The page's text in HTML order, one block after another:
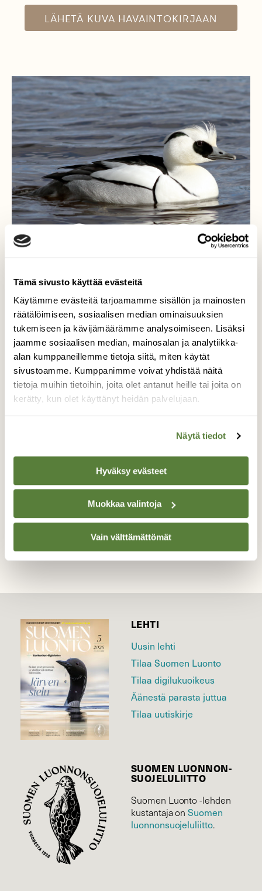
Tämä sivusto käyttää evästeitä
Käytämme evästeitä tarjoamamme sisällön ja mainosten
räätälöimiseen, sosiaalisen median ominaisuuksien
tukemiseen ja kävijämäärämme analysoimiseen. Lisäksi
jaamme sosiaalisen median, mainosalan ja analytiikka-
alan kumppaneillemme tietoja siitä, miten käytät
sivustoamme. Kumppanimme voivat yhdistää näitä
tietoja muihin tietoihin, joita olet antanut heille tai joita on
kerätty, kun olet käyttänyt heidän palvelujaan.
Näytä tiedot
Hyväksy evästeet
Muokkaa valintoja
Vain välttämättömät
LÄHETÄ KUVA HAVAINTOKIRJAAN
Uivelo
Jo viime syksynä Imatralla uiskenteli
Vuoksella uivelo koiras. Nyt keväällä
Vuoksella on uiskennellut myös samanlainen
yksilö. En osaa sanoa, onko sama yksilö.
Hienon näköinen lintu, muistuttaa paljon
telkkää. Luin tietoa, että uivelo voisi
risteytyä telkän kanssa. Tämä yksilö liikkuikin
LEHTI
Uusin lehti
Tilaa Suomen Luonto
Tilaa digilukuoikeus
Äänestä parasta juttua
Tilaa uutiskirje
SUOMEN LUONNON­
SUOJELU­LIITTO
Suomen Luonto -lehden
kustantaja onSuomen
luonnonsuojelu­liitto.